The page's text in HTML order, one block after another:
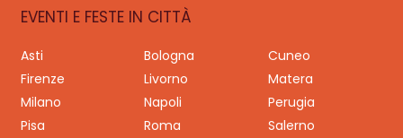
EVENTI E FESTE IN CITTÀ
Asti Bologna
Cuneo
Firenze
Livorno
Matera
Milano
Napoli
Perugia
Pisa
Roma
Salerno